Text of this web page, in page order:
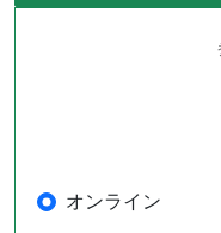
オンライン